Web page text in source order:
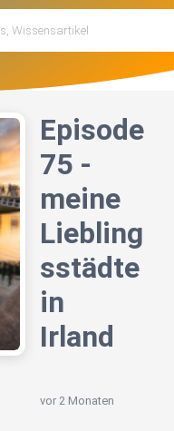
Episode
75 -
meine
Liebling
sstädte
in
Irland
vor 2 Monaten